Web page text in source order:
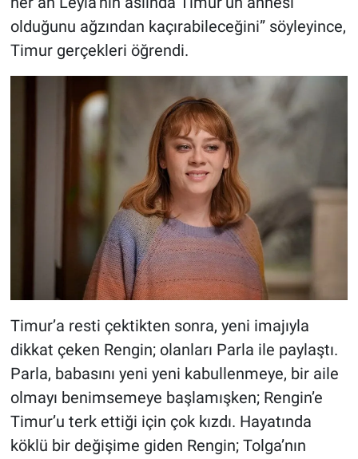
olduğunu ağzından kaçırabileceğini” söyleyince,
Timur gerçekleri öğrendi.
Timur’a resti çektikten sonra, yeni imajıyla
dikkat çeken Rengin; olanları Parla ile paylaştı.
Parla, babasını yeni yeni kabullenmeye, bir aile
olmayı benimsemeye başlamışken; Rengin’e
Timur’u terk ettiği için çok kızdı. Hayatında
köklü bir değişime giden Rengin; Tolga’nın